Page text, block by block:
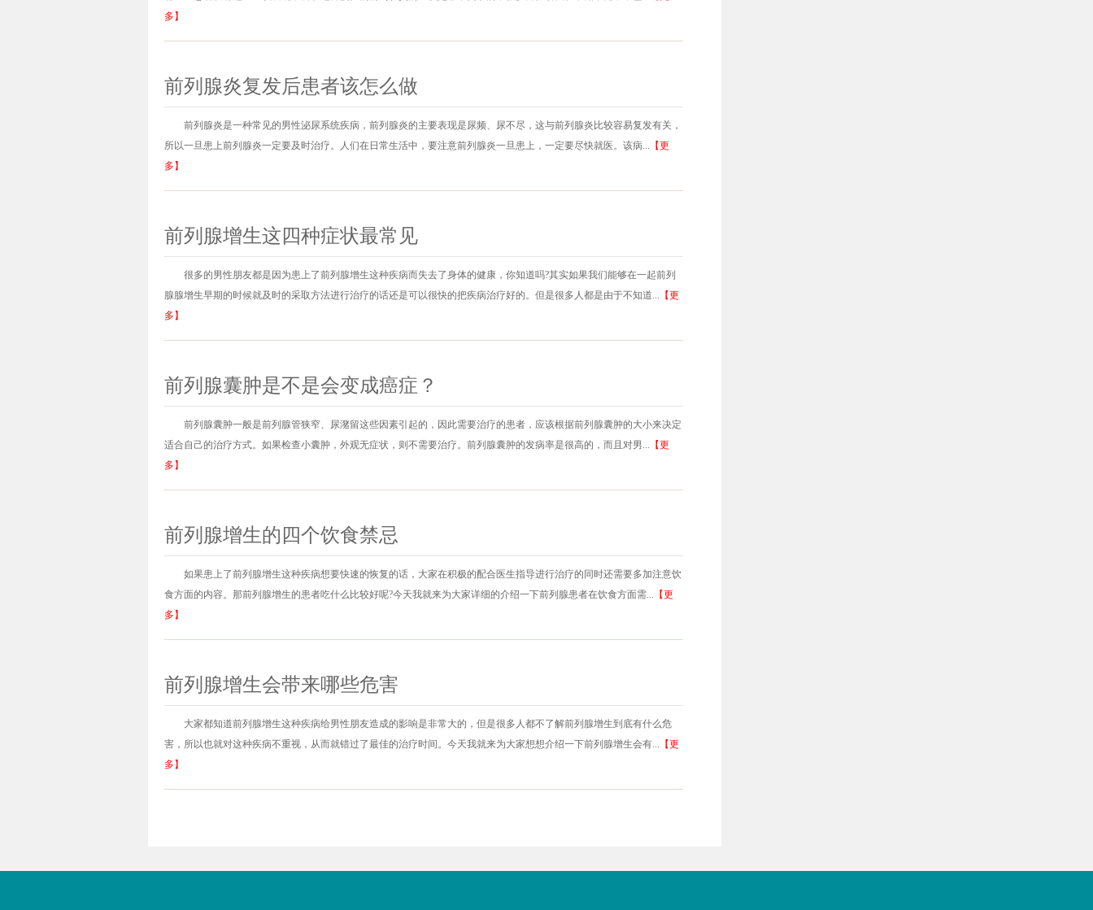
多】
前列腺炎复发后患者该怎么做
前列腺炎是一种常见的男性泌尿系统疾病，前列腺炎的主要表现是尿频、尿不尽，这与前列腺炎比较容易复发有关，
所以一旦患上前列腺炎一定要及时治疗。人们在日常生活中，要注意前列腺炎一旦患上，一定要尽快就医。该病...
【更
多】
前列腺增生这四种症状最常见
很多的男性朋友都是因为患上了前列腺增生这种疾病而失去了身体的健康，你知道吗?其实如果我们能够在一起前列
腺腺增生早期的时候就及时的采取方法进行治疗的话还是可以很快的把疾病治疗好的。但是很多人都是由于不知道...
【更
多】
前列腺囊肿是不是会变成癌症？
前列腺囊肿一般是前列腺管狭窄、尿潴留这些因素引起的，因此需要治疗的患者，应该根据前列腺囊肿的大小来决定
适合自己的治疗方式。如果检查小囊肿，外观无症状，则不需要治疗。前列腺囊肿的发病率是很高的，而且对男...
【更
多】
前列腺增生的四个饮食禁忌
如果患上了前列腺增生这种疾病想要快速的恢复的话，大家在积极的配合医生指导进行治疗的同时还需要多加注意饮
食方面的内容。那前列腺增生的患者吃什么比较好呢?今天我就来为大家详细的介绍一下前列腺患者在饮食方面需...
【更
多】
前列腺增生会带来哪些危害
大家都知道前列腺增生这种疾病给男性朋友造成的影响是非常大的，但是很多人都不了解前列腺增生到底有什么危
害，所以也就对这种疾病不重视，从而就错过了最佳的治疗时间。今天我就来为大家想想介绍一下前列腺增生会有...
【更
多】